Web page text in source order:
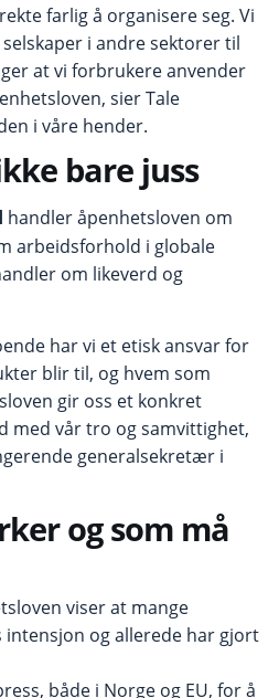
farlig å organisere seg. Vi
i andre sektorer til
at vi forbrukere anvender
sier Tale
i våre hender.
bare juss
handler åpenhetsloven om
arbeidsforhold i globale
om likeverd og
har vi et etisk ansvar for
blir til, og hvem som
gir oss et konkret
med vår tro og samvittighet,
generalsekretær i
og som må
viser at mange
og allerede har gjort
både i Norge og EU, for å